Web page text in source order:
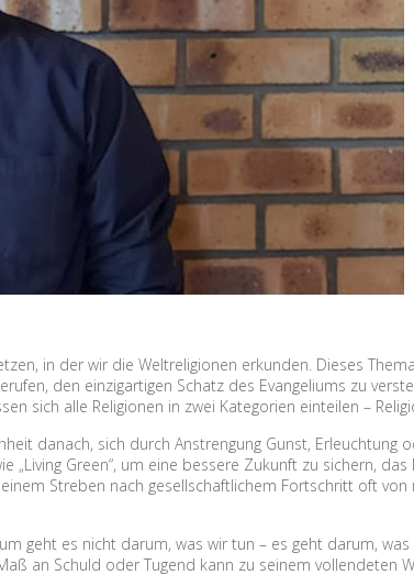
in der wir die Weltreligionen erkunden. Dieses
den einzigartigen Schatz des Evangeliums zu
sich alle Religionen in zwei Kategorien einteilen –
danach, sich durch Anstrengung Gunst, Erleuchtung
Green“, um eine bessere Zukunft zu sichern,
Streben nach gesellschaftlichem Fortschritt oft
geht es nicht darum, was wir tun – es geht darum,
an Schuld oder Tugend kann zu seinem vollendeten